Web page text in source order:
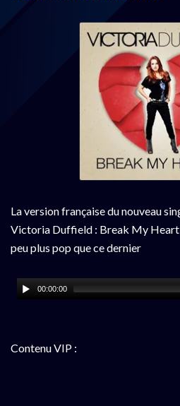
La version française du nouveau
Victoria Duffield : Break My Heart
peu plus pop que ce dernier
00:00:00
Contenu VIP :